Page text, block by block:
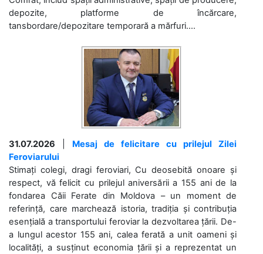
depozite, platforme de încărcare,
tansbordare/depozitare temporară a mărfuri....
31.07.2026
Mesaj de felicitare cu prilejul Zilei
Feroviarului
Stimați colegi, dragi feroviari, Cu deosebită onoare și
respect, vă felicit cu prilejul aniversării a 155 ani de la
fondarea Căii Ferate din Moldova – un moment de
referință, care marchează istoria, tradiția și contribuția
esențială a transportului feroviar la dezvoltarea țării. De-
a lungul acestor 155 ani, calea ferată a unit oameni și
localități, a susținut economia țării și a reprezentat un